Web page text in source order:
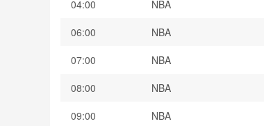
04:00 NBA
06:00
NBA
07:00
NBA
08:00
NBA
09:00
NBA